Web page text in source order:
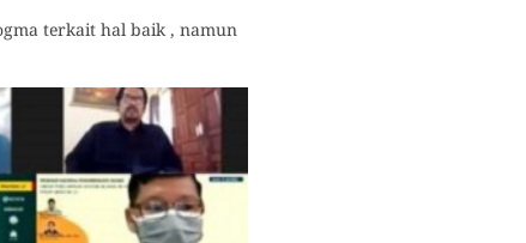
terkait hal baik , namun